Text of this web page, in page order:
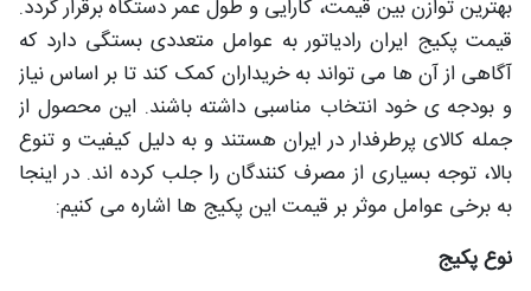
بهترین توازن بین قیمت، کارایی و طول عمر دستگاه برقرار گردد.
قیمت پکیج ایران رادیاتور به عوامل متعددی بستگی دارد که
آگاهی از آن ها می تواند به خریداران کمک کند تا بر اساس نیاز
و بودجه ی خود انتخاب مناسبی داشته باشند. این محصول از
جمله کالای پرطرفدار در ایران هستند و به دلیل کیفیت و تنوع
بالا، توجه بسیاری از مصرف کنندگان را جلب کرده اند. در اینجا
به برخی عوامل موثر بر قیمت این پکیج ها اشاره می کنیم:
نوع پکیج